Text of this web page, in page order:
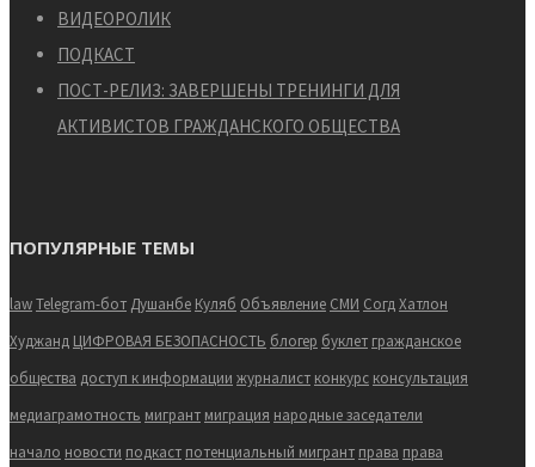
ВИДЕОРОЛИК
ПОДКАСТ
ПОСТ-РЕЛИЗ: ЗАВЕРШЕНЫ ТРЕНИНГИ ДЛЯ
АКТИВИСТОВ ГРАЖДАНСКОГО ОБЩЕСТВА
ПОПУЛЯРНЫЕ ТЕМЫ
lawTelegram-бот Душанбе Куляб Объявление СМИ СогдХатлон
Худжанд ЦИФРОВАЯ БЕЗОПАСНОСТЬ блогер буклет гражданское
общества доступ к информации журналист конкурс консультация
медиаграмотность мигрант миграция народные заседатели
начало новости подкаст потенциальный мигрант права права